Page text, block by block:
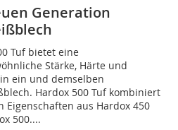
Generation
Tuf bietet eine
Stärke, Härte und
ein und demselben
Hardox 500 Tuf kombiniert
Eigenschaften aus Hardox 450
500....